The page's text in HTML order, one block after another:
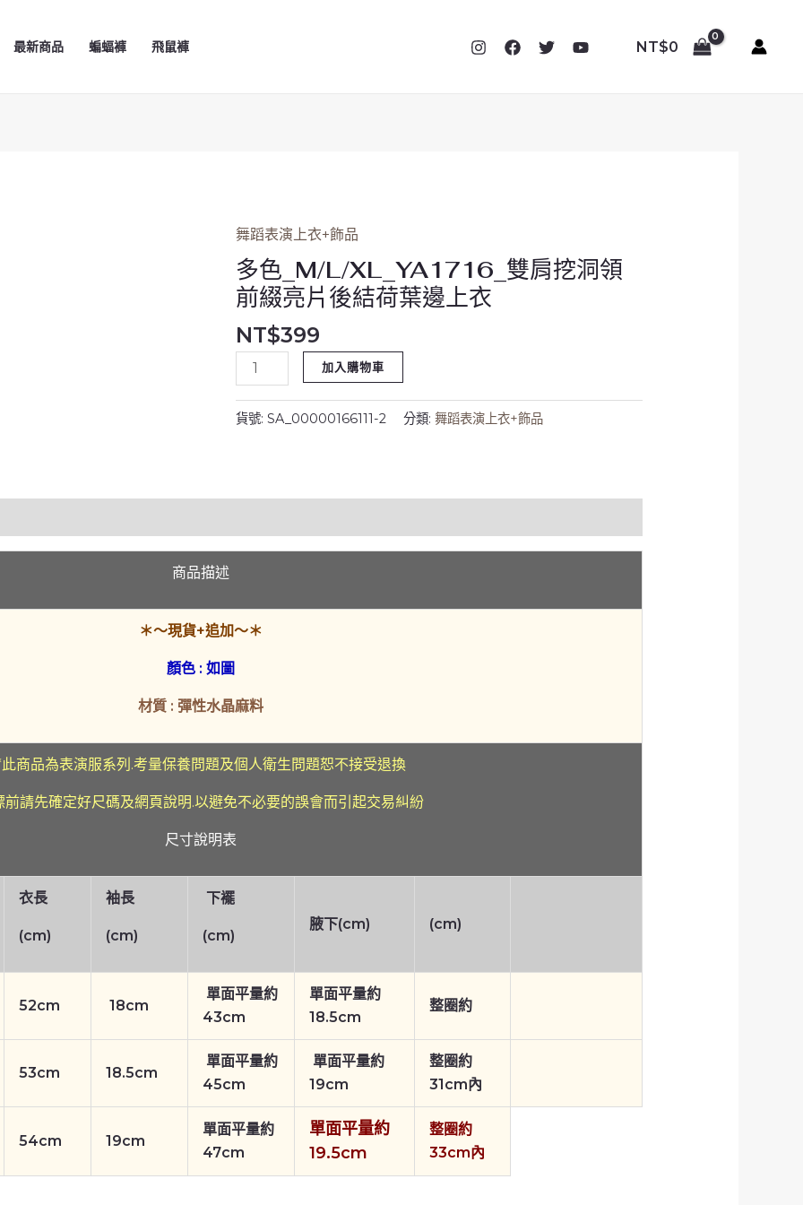
最新商品 蝙蝠褲 飛鼠褲 NT$0
舞蹈表演上衣+飾品
多色_M/L/XL_YA1716_雙肩挖洞領
前綴亮片後結荷葉邊上衣
NT$399
多
色
_M/L/XL_YA1716_
雙
肩
挖
領
前
片
結
邊
上
量
加入購物車
貨號:SA_00000166111-2 分類:舞蹈表演上衣+飾品
商品描述
＊～現貨+追加～＊
顏色 : 如圖
材質 : 彈性水晶麻料
商品為表演服系列.考量保養問題及個人衛生問題恕不接受退換
前請先確定好尺碼及網頁說明.以避免不必要的誤會而引起交易糾紛
尺寸說明表
衣長
(cm)
袖長
(cm)
下襬
(cm)
腋下(cm) (cm)
52cm 18cm
單面平量約
43cm
單面平量約
18.5cm
整圈約
53cm 18.5cm
單面平量約
45cm
單面平量約
19cm
整圈約
31cm內
54cm 19cm
單面平量約
47cm
單面平量約
19.5cm
整圈約
33cm內